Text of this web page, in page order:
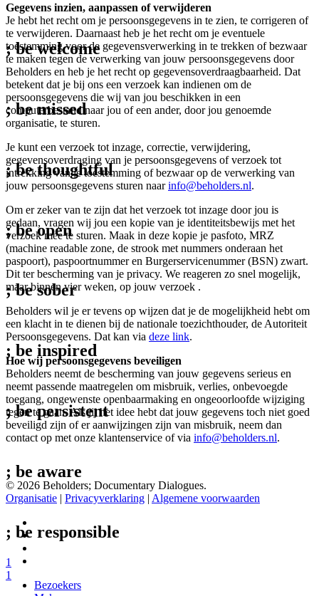
; bewelcome
; bemissed
; bethoughtful
; beopen
; besober
; be inspired
; bepersistent
; be aware
; be responsible
1
1
Gegevens inzien, aanpassen of verwijderen
Je hebt het recht om je persoonsgegevens in te zien, te corrigeren of
te verwijderen. Daarnaast heb je het recht om je eventuele
toestemming voor de gegevensverwerking in te trekken of bezwaar
te maken tegen de verwerking van jouw persoonsgegevens door
Beholders en heb je het recht op gegevensoverdraagbaarheid. Dat
betekent dat je bij ons een verzoek kan indienen om de
persoonsgegevens die wij van jou beschikken in een
computerbestand naar jou of een ander, door jou genoemde
organisatie, te sturen.
Je kunt een verzoek tot inzage, correctie, verwijdering,
gegevensoverdraging van je persoonsgegevens of verzoek tot
intrekking van je toestemming of bezwaar op de verwerking van
jouw persoonsgegevens sturen naarinfo@beholders.nl.
Om er zeker van te zijn dat het verzoek tot inzage door jou is
gedaan, vragen wij jou een kopie van je identiteitsbewijs met het
verzoek mee te sturen. Maak in deze kopie je pasfoto, MRZ
(machine readable zone, de strook met nummers onderaan het
paspoort), paspoortnummer en Burgerservicenummer (BSN) zwart.
Dit ter bescherming van je privacy. We reageren zo snel mogelijk,
maar binnen vier weken, op jouw verzoek .
Beholders wil je er tevens op wijzen dat je de mogelijkheid hebt om
een klacht in te dienen bij de nationale toezichthouder, de Autoriteit
Persoonsgegevens. Dat kan via deze link.
Hoe wij persoonsgegevens beveiligen
Beholders neemt de bescherming van jouw gegevens serieus en
neemt passende maatregelen om misbruik, verlies, onbevoegde
toegang, ongewenste openbaarmaking en ongeoorloofde wijziging
tegen te gaan. Als jij het idee hebt dat jouw gegevens toch niet goed
beveiligd zijn of er aanwijzingen zijn van misbruik, neem dan
contact op met onze klantenservice of via info@beholders.nl.
© 2026 Beholders; Documentary Dialogues.
Organisatie | Privacyverklaring | Algemene voorwaarden
vimeo
Close
Bezoekers